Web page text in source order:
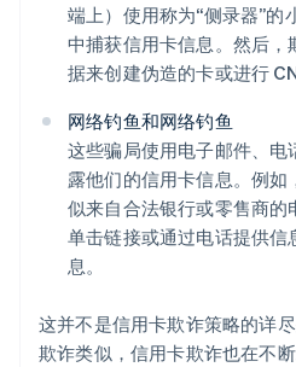
端上）使用称为“侧录器”的
中捕获信用卡信息。然后，
据来创建伪造的卡或进行
网络钓鱼和网络钓鱼
这些骗局使用电子邮件、电
露他们的信用卡信息。例
似来自合法银行或零售商的
单击链接或通过电话提供信
息。
这并不是信用卡欺诈策略的详
欺诈类似，信用卡欺诈也在不